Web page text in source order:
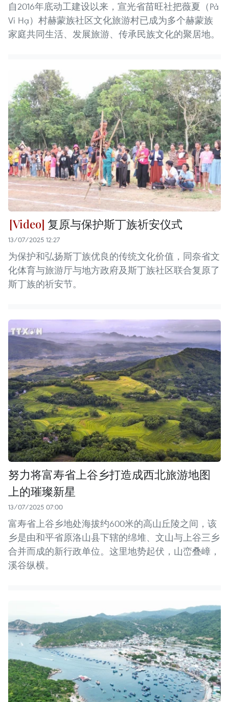
自2016年底动工建设以来，宣光省苗旺社把薇夏（Pả
Vi Hạ）村赫蒙族社区文化旅游村已成为多个赫蒙族
家庭共同生活、发展旅游、传承民族文化的聚居地。
复原与保护斯丁族祈安仪式
13/07/2025 12:27
为保护和弘扬斯丁族优良的传统文化价值，同奈省文
化体育与旅游厅与地方政府及斯丁族社区联合复原了
斯丁族的祈安节。
努力将富寿省上谷乡打造成西北旅游地图
上的璀璨新星
13/07/2025 07:00
富寿省上谷乡地处海拔约600米的高山丘陵之间，该
乡是由和平省原洛山县下辖的绵堆、文山与上谷三乡
合并而成的新行政单位。这里地势起伏，山峦叠嶂，
溪谷纵横。